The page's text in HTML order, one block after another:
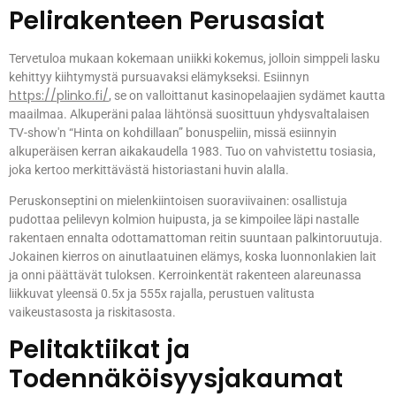
Pelirakenteen Perusasiat
Tervetuloa mukaan kokemaan uniikki kokemus, jolloin simppeli lasku
kehittyy kiihtymystä pursuavaksi elämykseksi. Esiinnyn
https://plinko.fi/, se on valloittanut kasinopelaajien sydämet kautta
maailmaa. Alkuperäni palaa lähtönsä suosittuun yhdysvaltalaisen
TV-show'n “Hinta on kohdillaan” bonuspeliin, missä esiinnyin
alkuperäisen kerran aikakaudella 1983. Tuo on vahvistettu tosiasia,
joka kertoo merkittävästä historiastani huvin alalla.
Peruskonseptini on mielenkiintoisen suoraviivainen: osallistuja
pudottaa pelilevyn kolmion huipusta, ja se kimpoilee läpi nastalle
rakentaen ennalta odottamattoman reitin suuntaan palkintoruutuja.
Jokainen kierros on ainutlaatuinen elämys, koska luonnonlakien lait
ja onni päättävät tuloksen. Kerroinkentät rakenteen alareunassa
liikkuvat yleensä 0.5x ja 555x rajalla, perustuen valitusta
vaikeustasosta ja riskitasosta.
Pelitaktiikat ja
Todennäköisyysjakaumat